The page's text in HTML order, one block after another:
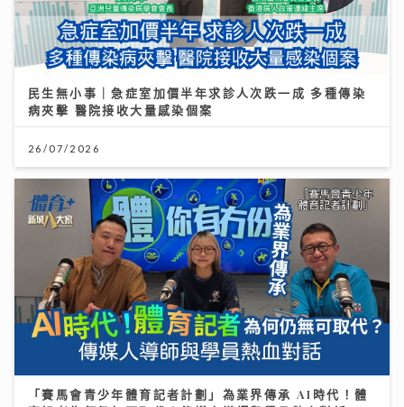
民生無小事｜急症室加價半年求診人次跌一成 多種傳染
病夾擊 醫院接收大量感染個案
26/07/2026
「賽馬會青少年體育記者計劃」為業界傳承 AI時代！體